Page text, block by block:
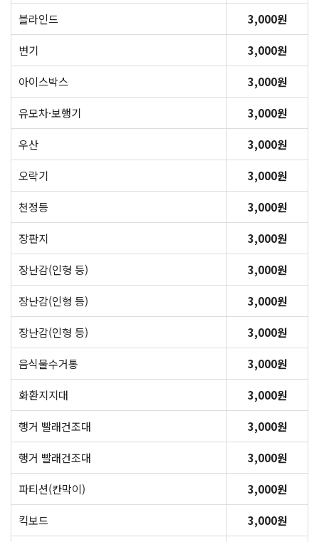
블라인드
3,000원
변기
3,000원
아이스박스
3,000원
유모차·보행기
3,000원
우산
3,000원
오락기
3,000원
천정등
3,000원
장판지
3,000원
장난감(인형 등)
3,000원
장난감(인형 등)
3,000원
장난감(인형 등)
3,000원
음식물수거통
3,000원
화환지지대
3,000원
행거 빨래건조대
3,000원
행거 빨래건조대
3,000원
파티션(칸막이)
3,000원
킥보드
3,000원